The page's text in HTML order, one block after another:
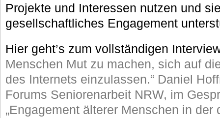
Projekte und Interessen nutzen und
gesellschaftliches Engagement
Hier geht’s zum vollständigen
Menschen Mut zu machen, sich auf
des Internets einzulassen.“ Daniel
Forums Seniorenarbeit NRW, im
„Engagement älterer Menschen in der